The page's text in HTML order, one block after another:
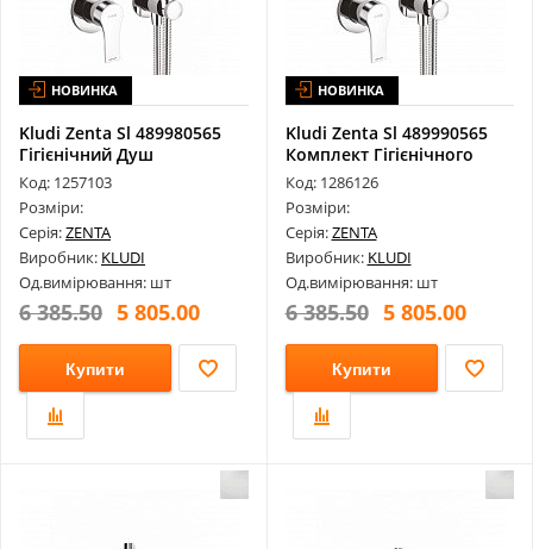
НОВИНКА
Kludi Zenta Sl 489980565
Гігієнічний Душ
Код: 1257103
Розміри:
Серія:ZENTA
Виробник: KLUDI
Од.вимірювання: шт
6 385.50 5 805.00
Купити
НОВИНКА
Kludi Zenta Sl 489990565
Комплект Гігієнічного
Душу
Код: 1286126
Розміри:
Серія:ZENTA
Виробник: KLUDI
Од.вимірювання: шт
6 385.50 5 805.00
Купити